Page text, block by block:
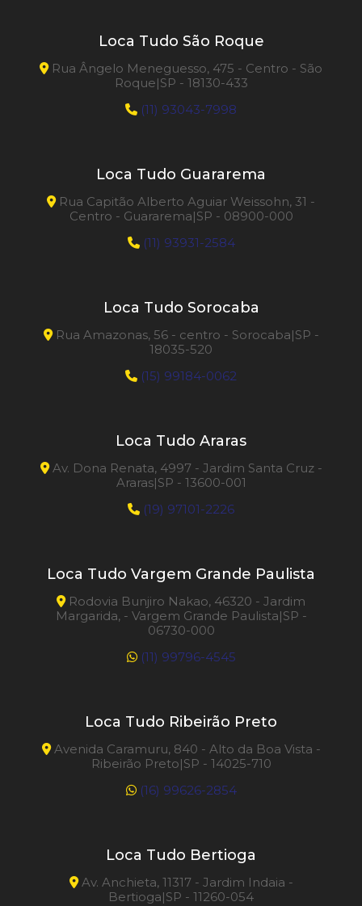
Loca Tudo São Roque
Rua Ângelo Meneguesso, 475 - Centro - São
Roque|SP - 18130-433
(11) 93043-7998
Loca Tudo Guararema
Rua Capitão Alberto Aguiar Weissohn, 31 -
Centro - Guararema|SP - 08900-000
(11) 93931-2584
Loca Tudo Sorocaba
Rua Amazonas, 56 - centro - Sorocaba|SP -
18035-520
(15) 99184-0062
Loca Tudo Araras
Av. Dona Renata, 4997 - Jardim Santa Cruz -
Araras|SP - 13600-001
(19) 97101-2226
Loca Tudo Vargem Grande Paulista
Rodovia Bunjiro Nakao, 46320 - Jardim
Margarida, - Vargem Grande Paulista|SP -
06730-000
(11) 99796-4545
Loca Tudo Ribeirão Preto
Avenida Caramuru, 840 - Alto da Boa Vista -
Ribeirão Preto|SP - 14025-710
(16) 99626-2854
Loca Tudo Bertioga
Av. Anchieta, 11317 - Jardim Indaia -
Bertioga|SP - 11260-054